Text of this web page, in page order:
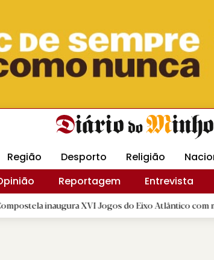
Revista Minha Gráfica DM Livraria DM
Região Desporto Religião
Reportagem Entrevista
XVI Jogos do Eixo Atlântico com mais de